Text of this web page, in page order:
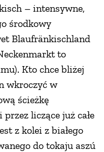
– intensywne,
środkowy
Blaufränkischland
to
Kto chce bliżej
wkroczyć w
ścieżkę
liczące już całe
z kolei z białego
do tokaju aszú